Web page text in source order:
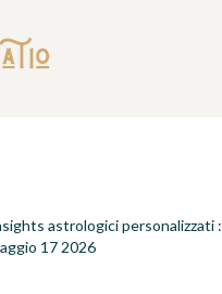
astrologici personalizzati :
17 2026